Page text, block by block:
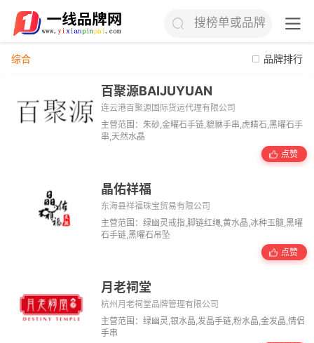
搜榜单或品牌
品牌排行
综合
百聚源BAIJUYUAN
连云港百聚源国际货运代理有限公司
主营范围：朱砂,金曜石手链,貔貅手串,虎睛石,黑曜石手
串,天然水晶
点赞
晶佑祥福
东海县祥福珠宝贸易有限公司
主营范围：绿幽灵戒指,脚链红绳,黄水晶,冰种玉髓,黑曜
石手链,黑曜石吊坠
点赞
月老祠堂
杭州月老祠堂品牌管理有限公司
主营范围：绿幽灵,银水晶,发晶手链,粉水晶,金发晶,情侣
手串